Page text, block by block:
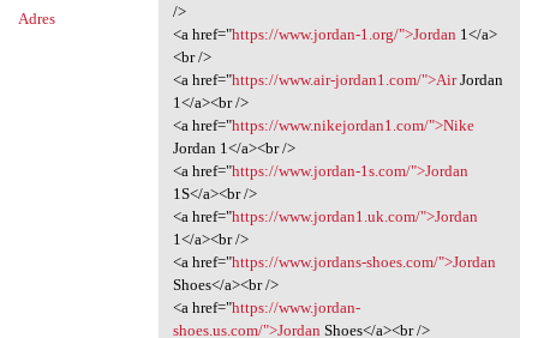
Adres
/>
<a href="https://www.jordan-1.org/">Jordan 1</a>
<br />
<a href="https://www.air-jordan1.com/">AirJordan
1</a><br />
<a href="https://www.nikejordan1.com/">Nike
Jordan 1</a><br />
<a href="https://www.jordan-1s.com/">Jordan
1S</a><br />
<a href="https://www.jordan1.uk.com/">Jordan
1</a><br />
<a href="https://www.jordans-shoes.com/">Jordan
Shoes</a><br />
<a href="https://www.jordan-
shoes.us.com/">Jordan Shoes</a><br />